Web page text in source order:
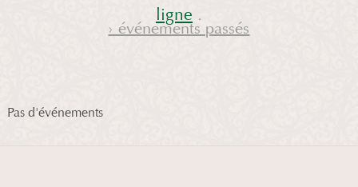
ligne .
› événements passés
Pas d'événements